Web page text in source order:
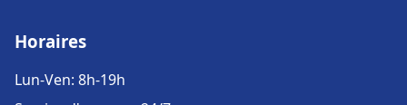
Horaires
Lun-Ven: 8h-19h